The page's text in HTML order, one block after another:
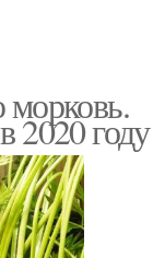
2020 году